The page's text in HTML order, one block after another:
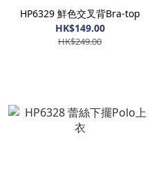
HP6329 鮮色交叉背Bra-top
HK$149.00
HK$249.00